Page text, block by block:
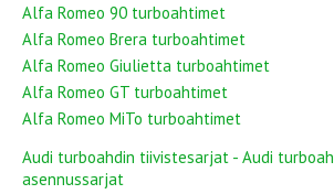
Alfa Romeo 90 turboahtimet
Alfa Romeo Brera turboahtimet
Alfa Romeo Giulietta turboahtimet
Alfa Romeo GT turboahtimet
Alfa Romeo MiTo turboahtimet
Audi turboahdin tiivistesarjat - Audi
asennussarjat